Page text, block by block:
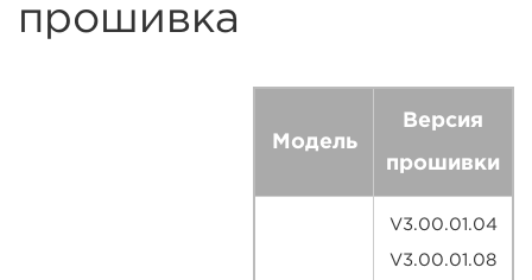
прошивка
Модель
Версия
прошивки
V3.00.01.04
V3.00.01.08